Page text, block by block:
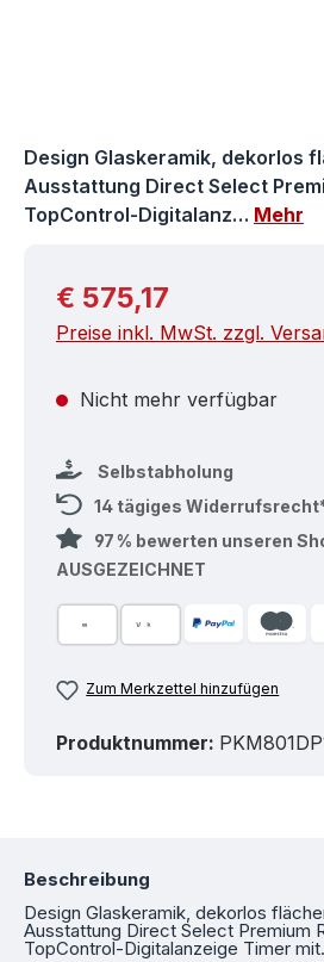
Design Glaskeramik, dekorlos
Ausstattung Direct Select
TopControl-Digitalanz… Mehr
Regulärer Preis:
€ 575,17
Preise inkl. MwSt. zzgl.
Nicht mehr verfügbar
Selbstabholung
14 tägiges
97 % bewerten unseren
AUSGEZEICHNET
Zum Merkzettel hinzufügen
Produktnummer:
Beschreibung
Design Glaskeramik, dekorlos
Ausstattung Direct Select Premium
TopControl-Digitalanzeige Timer